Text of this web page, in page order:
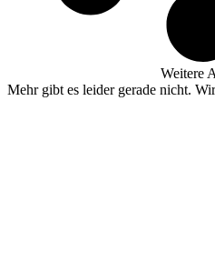
Weitere
Mehr gibt es leider gerade nicht.